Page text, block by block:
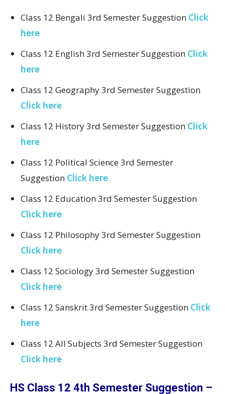
Class 12 Bengali 3rd Semester Suggestion Click
here
Class 12 English 3rd Semester Suggestion Click
here
Class 12 Geography 3rd Semester Suggestion
Click here
Class 12 History 3rd Semester Suggestion Click
here
Class 12 Political Science 3rd Semester
Suggestion Click here
Class 12 Education 3rd Semester Suggestion
Click here
Class 12 Philosophy 3rd Semester Suggestion
Click here
Class 12 Sociology 3rd Semester Suggestion
Click here
Class 12 Sanskrit 3rd Semester Suggestion Click
here
Class 12 All Subjects 3rd Semester Suggestion
Click here
HS Class 12 4th Semester Suggestion –